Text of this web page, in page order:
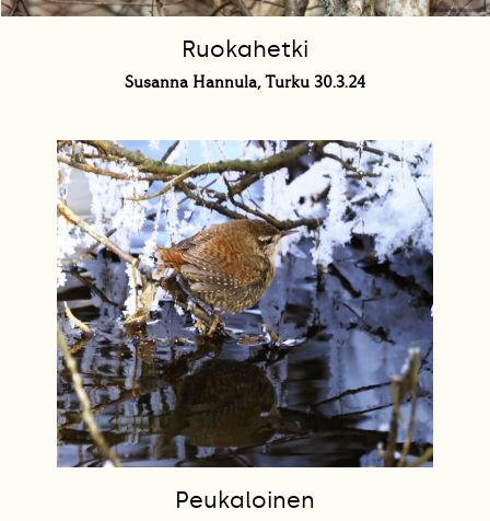
Ruokahetki
Susanna Hannula, Turku 30.3.24
Peukaloinen